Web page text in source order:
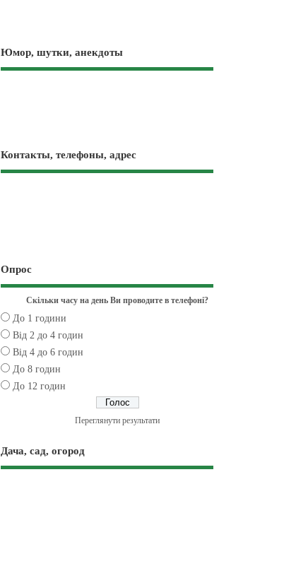
Юмор, шутки, анекдоты
Контакты, телефоны, адрес
Опрос
Скільки часу на день Ви проводите в телефоні?
До 1 години
Від 2 до 4 годин
Від 4 до 6 годин
До 8 годин
До 12 годин
Переглянути результати
Дача, сад, огород